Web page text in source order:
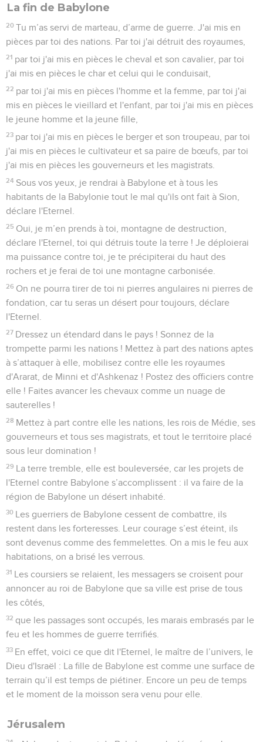
La fin de Babylone
20 Tu m’as servi de marteau, d’arme de guerre. J'ai mis en
pièces par toi des nations. Par toi j'ai détruit des royaumes,
21 par toi j'ai mis en pièces le cheval et son cavalier, par toi
j'ai mis en pièces le char et celui qui le conduisait,
22 par toi j'ai mis en pièces l'homme et la femme, par toi j'ai
mis en pièces le vieillard et l'enfant, par toi j'ai mis en pièces
le jeune homme et la jeune fille,
23 par toi j'ai mis en pièces le berger et son troupeau, par toi
j'ai mis en pièces le cultivateur et sa paire de bœufs, par toi
j'ai mis en pièces les gouverneurs et les magistrats.
24 Sous vos yeux, je rendrai à Babylone et à tous les
habitants de la Babylonie tout le mal qu'ils ont fait à Sion,
déclare l'Eternel.
25 Oui, je m’en prends à toi, montagne de destruction,
déclare l'Eternel, toi qui détruis toute la terre ! Je déploierai
ma puissance contre toi, je te précipiterai du haut des
rochers et je ferai de toi une montagne carbonisée.
26 On ne pourra tirer de toi ni pierres angulaires ni pierres de
fondation, car tu seras un désert pour toujours, déclare
l'Eternel.
27 Dressez un étendard dans le pays ! Sonnez de la
trompette parmi les nations ! Mettez à part des nations aptes
à s’attaquer à elle, mobilisez contre elle les royaumes
d'Ararat, de Minni et d'Ashkenaz ! Postez des officiers contre
elle ! Faites avancer les chevaux comme un nuage de
sauterelles !
28 Mettez à part contre elle les nations, les rois de Médie, ses
gouverneurs et tous ses magistrats, et tout le territoire placé
sous leur domination !
29 La terre tremble, elle est bouleversée, car les projets de
l'Eternel contre Babylone s’accomplissent : il va faire de la
région de Babylone un désert inhabité.
30 Les guerriers de Babylone cessent de combattre, ils
restent dans les forteresses. Leur courage s’est éteint, ils
sont devenus comme des femmelettes. On a mis le feu aux
habitations, on a brisé les verrous.
31 Les coursiers se relaient, les messagers se croisent pour
annoncer au roi de Babylone que sa ville est prise de tous
les côtés,
32 que les passages sont occupés, les marais embrasés par le
feu et les hommes de guerre terrifiés.
33 En effet, voici ce que dit l'Eternel, le maître de l’univers, le
Dieu d'Israël : La fille de Babylone est comme une surface de
terrain qu’il est temps de piétiner. Encore un peu de temps
et le moment de la moisson sera venu pour elle.
Jérusalem